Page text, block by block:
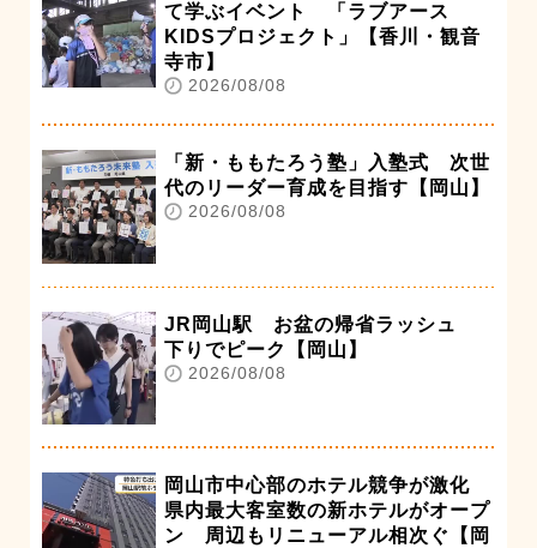
て学ぶイベント 「ラブアース
KIDSプロジェクト」【香川・観音
寺市】
2026/08/08
「新・ももたろう塾」入塾式 次世
代のリーダー育成を目指す【岡山】
2026/08/08
JR岡山駅 お盆の帰省ラッシュ
下りでピーク【岡山】
2026/08/08
岡山市中心部のホテル競争が激化
県内最大客室数の新ホテルがオープ
ン 周辺もリニューアル相次ぐ【岡